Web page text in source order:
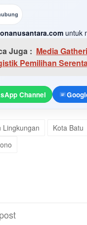
untuk
Juga : Media
Pemilihan
Channel
Lingkungan
Kota Batu